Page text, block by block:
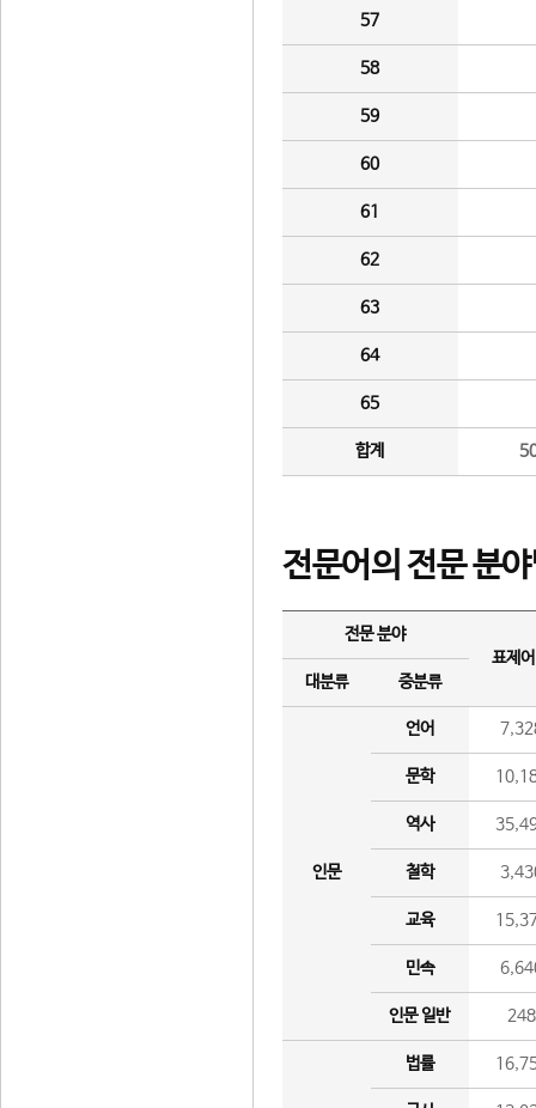
57
58
59
60
61
62
63
64
65
합계
전문어의 전문 분
전문 분야
표제
대분류
중분류
인문
언어
문학
역사
철학
교육
민속
인문 일반 248
법률